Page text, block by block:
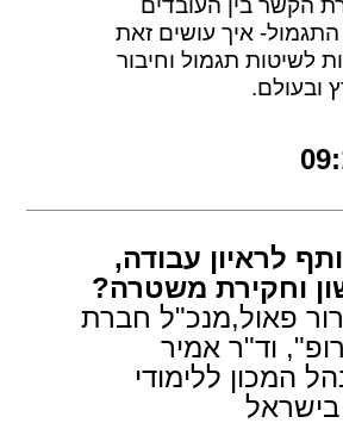
הקשר בין העובדים
איך עושים זאת
לשיטות תגמול וחיבור
ובעולם.
לראיון עבודה,
וחקירת משטרה?
פאול,מנכ"ל חברת
וד"ר אמיר
המכון ללימודי